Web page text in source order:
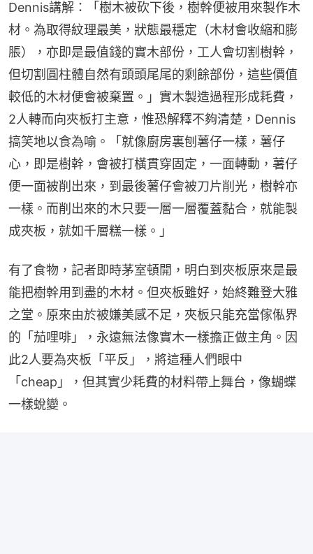
Dennis講解：「樹木被砍下後，樹幹便被用來製作木
材。為取得紋理最美，狀態最穩定（木材會收縮和膨
脹），亦即是最值錢的實木部份，工人會切割樹幹，
但切割圓柱體自然有頭頭尾尾的剩餘部份，這些價值
較低的木材便會被棄置。」實木製造過程形成耗費，
2人轉而向夾板打主意，惟恐解釋不夠清楚，Dennis
搞笑地以食為喻。「就像廚房裏刨薯仔一樣，薯仔
心，即是樹幹，會被打橫貫穿固定，一面轉動，薯仔
便一面被削出來，到最後薯仔會被刀片削光，樹幹亦
一樣。而削出來的木只要一層一層覆蓋黏合，就能製
成夾板，就如千層糕一樣。」
有了食物，記者即時茅室頓開，明白到夾板原來是最
能把樹幹用到盡的木材。但夾板雖好，始終難登大雅
之堂。原來由於被嫌美感不足，夾板只能充當傢俬界
的「茄哩啡」，永遠無法像實木一樣擔正做主角。因
此2人要為夾板「平反」，將這種人們眼中
「cheap」，但其實少耗費的材料帶上舞台，像蝴蝶
一樣蛻變。